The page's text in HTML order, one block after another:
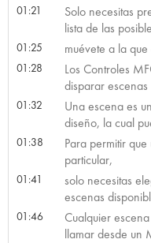
01:21
Solo necesitas
lista de las
01:25 muévete a la
01:28
Los Controles
disparar
01:32
Una escena es
diseño, la cual
01:38
Para permitir
particular,
01:41
solo necesitas
escenas
01:46
Cualquier
llamar desde un